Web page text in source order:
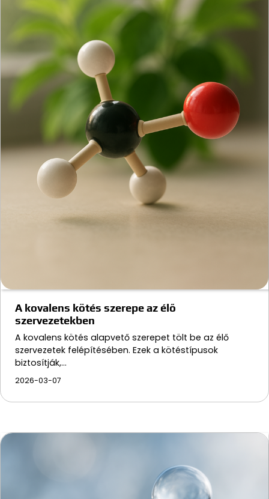
A kovalens kötés szerepe az élő
szervezetekben
A kovalens kötés alapvető szerepet tölt be az élő
szervezetek felépítésében. Ezek a kötéstípusok
biztosítják,…
2026-03-07